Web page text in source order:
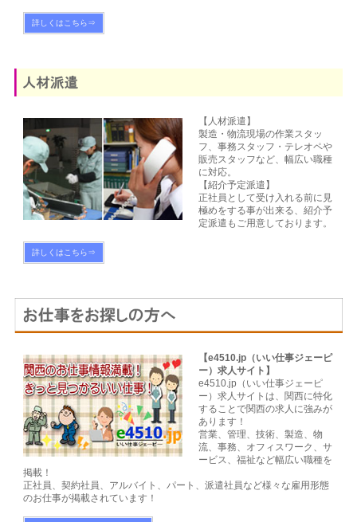
詳しくはこちら⇒
【人材派遣】
製造・物流現場の作業スタッ
フ、事務スタッフ・テレオペや
販売スタッフなど、幅広い職種
に対応。
【紹介予定派遣】
正社員として受け入れる前に見
極めをする事が出来る、紹介予
定派遣もご用意しております。
詳しくはこちら⇒
【e4510.jp（いい仕事ジェーピ
ー）求人サイト】
e4510.jp（いい仕事ジェーピ
ー）求人サイトは、関西に特化
することで関西の求人に強みが
あります！
営業、管理、技術、製造、物
流、事務、オフィスワーク、サ
ービス、福祉など幅広い職種を
掲載！
正社員、契約社員、アルバイト、パート、派遣社員など様々な雇用形態
のお仕事が掲載されています！